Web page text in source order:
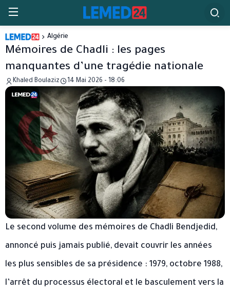
Algérie
Mémoires de Chadli : les pages
manquantes d’une tragédie nationale
Khaled Boulaziz 14 Mai 2026 - 18:06
Le second volume des mémoires de Chadli Bendjedid,
annoncé puis jamais publié, devait couvrir les années
les plus sensibles de sa présidence : 1979, octobre 1988,
l’arrêt du processus électoral et le basculement vers la